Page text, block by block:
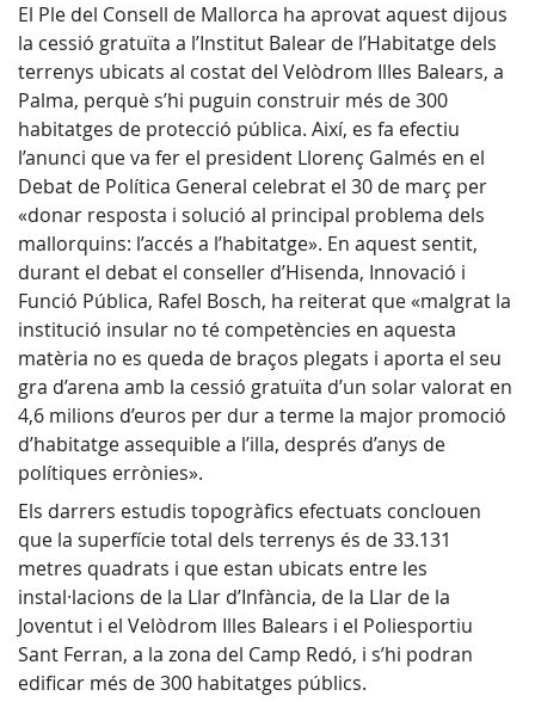
El Ple del Consell de Mallorca ha aprovat aquest dijous
la cessió gratuïta a l’Institut Balear de l’Habitatge dels
terrenys ubicats al costat del Velòdrom Illes Balears, a
Palma, perquè s’hi puguin construir més de 300
habitatges de protecció pública. Així, es fa efectiu
l’anunci que va fer el president Llorenç Galmés en el
Debat de Política General celebrat el 30 de març per
«donar resposta i solució al principal problema dels
mallorquins: l’accés a l’habitatge». En aquest sentit,
durant el debat el conseller d’Hisenda, Innovació i
Funció Pública, Rafel Bosch, ha reiterat que «malgrat la
institució insular no té competències en aquesta
matèria no es queda de braços plegats i aporta el seu
gra d’arena amb la cessió gratuïta d’un solar valorat en
4,6 milions d’euros per dur a terme la major promoció
d’habitatge assequible a l’illa, després d’anys de
polítiques errònies».
Els darrers estudis topogràfics efectuats conclouen
que la superfície total dels terrenys és de 33.131
metres quadrats i que estan ubicats entre les
instal·lacions de la Llar d’Infància, de la Llar de la
Joventut i el Velòdrom Illes Balears i el Poliesportiu
Sant Ferran, a la zona del Camp Redó, i s’hi podran
edificar més de 300 habitatges públics.